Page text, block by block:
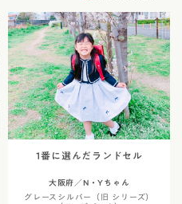
1番に選んだランドセル
大阪府／N・Yちゃん
グレースシルバー（旧 シリーズ）